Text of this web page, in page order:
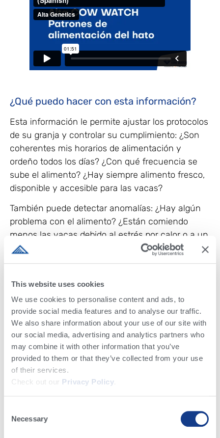
This website uses cookies
We use cookies to personalise content and ads, to
provide social media features and to analyse our traffic.
We also share information about your use of our site with
our social media, advertising and analytics partners who
may combine it with other information that you’ve
provided to them or that they’ve collected from your use
of their services.
Check out our Privacy Policy
Selection
Necessary
¿Qué puedo hacer con esta información?
Esta información le permite ajustar los protocolos
de su granja y controlar su cumplimiento: ¿Son
coherentes mis horarios de alimentación y
ordeño todos los días? ¿Con qué frecuencia se
sube el alimento? ¿Hay siempre alimento fresco,
disponible y accesible para las vacas?
También puede detectar anomalías: ¿Hay algún
problema con el alimento? ¿Están comiendo
menos las vacas debido al estrés por calor o a un
cambio en la dieta?
prefieren comer a horas regulares. Debido a la
jerarquía dentro del grupo, puede que no todas
las vacas coman al mismo tiempo. Las vacas
dominantes pueden comer primero cuando se les
suministra alimento fresco. Por lo tanto, el
alimento debe estar siempre disponible para que
todas las vacas tengan acceso suficiente. Si en
algún momento no hay vacas comiendo, es una
clara señal de que no hay alimento disponible, lo
Si tiene varias ubicaciones, también es posible